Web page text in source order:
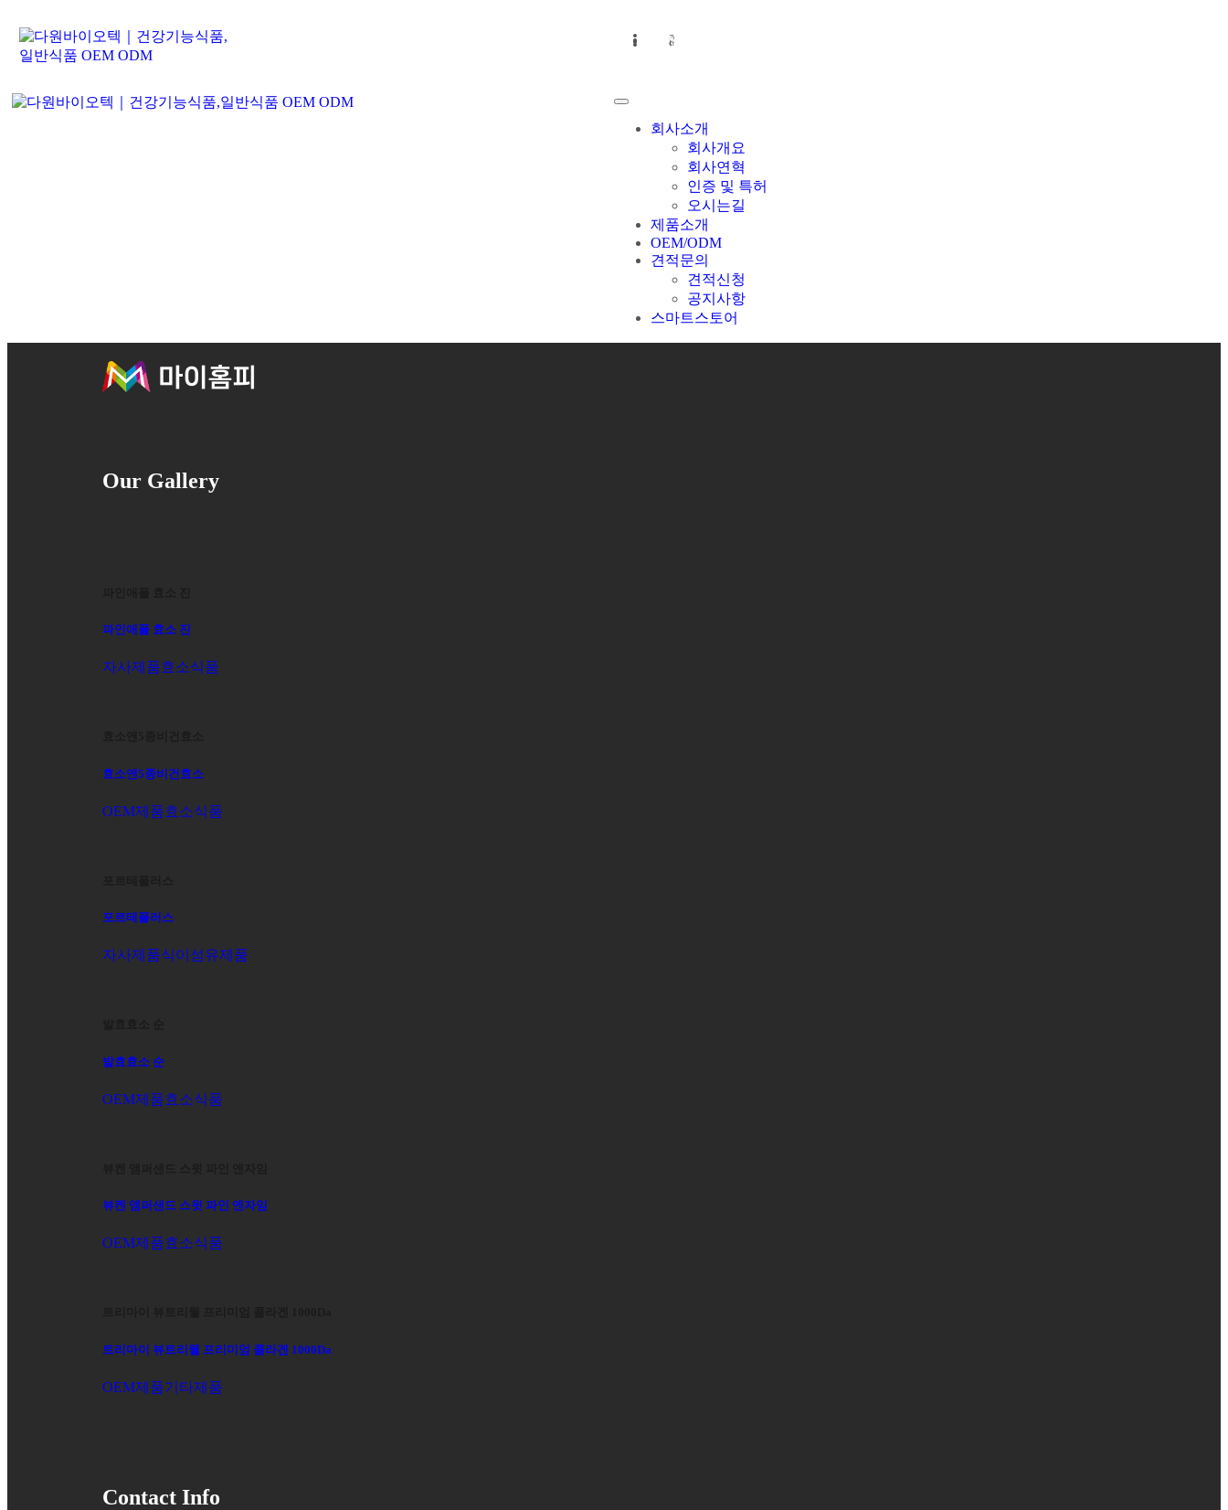
회사소개
제품소개
OEM/ODM
견적문의
스마트스토어
회사소개
회사개요
회사연혁
인증 및 특허
오시는길
제품소개
OEM/ODM
견적문의
견적신청
공지사항
스마트스토어
Our Gallery
파인애플 효소 진
자사제품효소식품
효소앤5종비건효소
OEM제품효소식품
포르테플러스
자사제품식이섬유제품
발효효소 순
OEM제품효소식품
뷰켄 앰퍼샌드 스윗 파인 엔자임
OEM제품효소식품
트리마이 뷰트리웰 프리미엄 콜라겐 1000Da
OEM제품기타제품
Contact Info